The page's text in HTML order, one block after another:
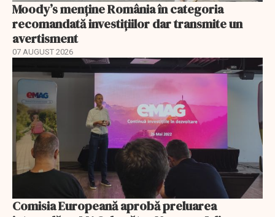
Moody’s menține România în categoria
recomandată investițiilor dar transmite un
avertisment
07 AUGUST 2026
Comisia Europeană aprobă preluarea